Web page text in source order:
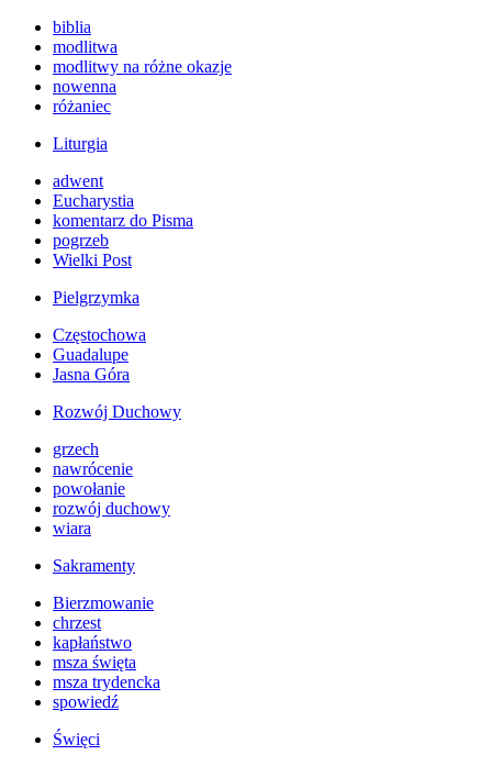
biblia
modlitwa
modlitwy na różne okazje
nowenna
różaniec
Liturgia
adwent
Eucharystia
komentarz do Pisma
pogrzeb
Wielki Post
Pielgrzymka
Częstochowa
Guadalupe
Jasna Góra
Rozwój Duchowy
grzech
nawrócenie
powołanie
rozwój duchowy
wiara
Sakramenty
Bierzmowanie
chrzest
kapłaństwo
msza święta
msza trydencka
spowiedź
Święci